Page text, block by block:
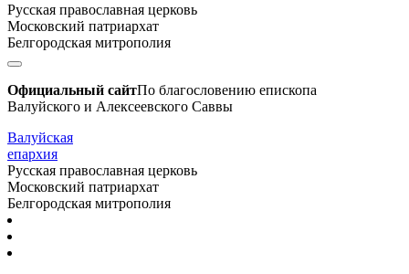
Русская православная церковь
Московский патриархат
Белгородская митрополия
Официальный сайтПо благословению епископа
Валуйского и Алексеевского Саввы
Валуйская
епархия
Русская православная церковь
Московский патриархат
Белгородская митрополия